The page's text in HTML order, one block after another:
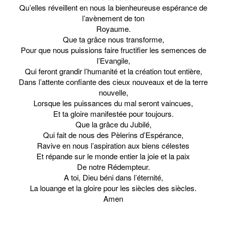
Qu’elles réveillent en nous la bienheureuse espérance de
l’avènement de ton
Royaume.
Que ta grâce nous transforme,
Pour que nous puissions faire fructifier les semences de
l’Evangile,
Qui feront grandir l’humanité et la création tout entière,
Dans l’attente confiante des cieux nouveaux et de la terre
nouvelle,
Lorsque les puissances du mal seront vaincues,
Et ta gloire manifestée pour toujours.
Que la grâce du Jubilé,
Qui fait de nous des Pèlerins d’Espérance,
Ravive en nous l’aspiration aux biens célestes
Et répande sur le monde entier la joie et la paix
De notre Rédempteur.
A toi, Dieu béni dans l’éternité,
La louange et la gloire pour les siècles des siècles.
Amen